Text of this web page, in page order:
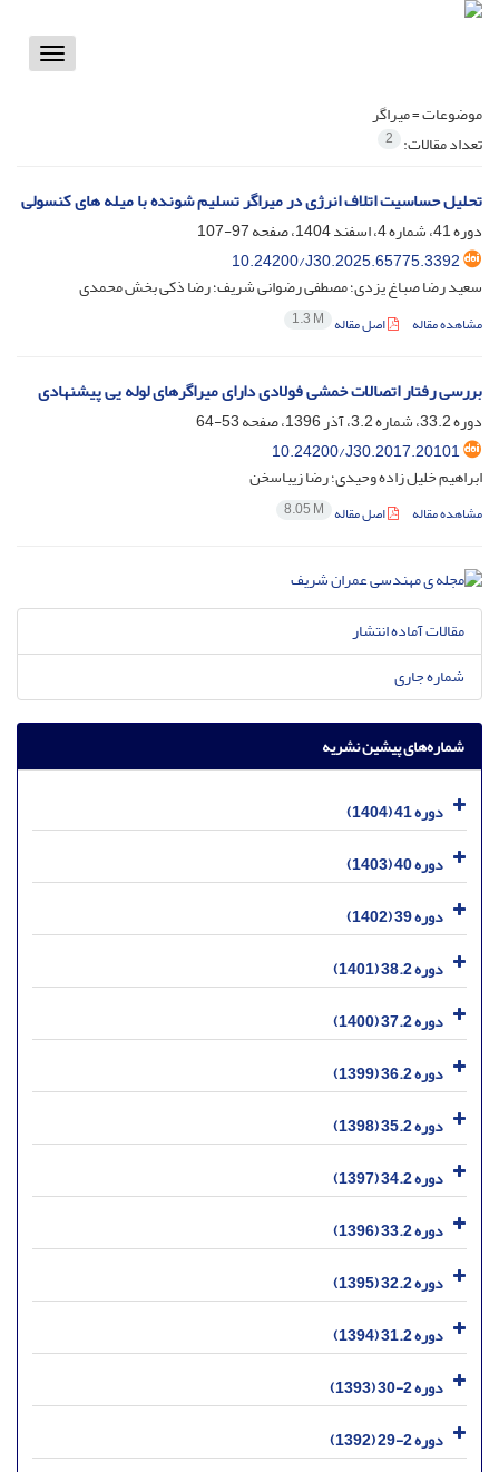
Toggle
موضوعات =میراگر
تعداد مقالات: 2
تحلیل حساسیت اتلاف انرژی در میراگر تسلیم شونده با میله‌ های کنسولی
دوره 41، شماره 4، اسفند 1404، صفحه
97-107
10.24200/J30.2025.65775.3392
سعید رضا صباغ یزدی؛ مصطفی رضوانی شریف؛ رضا ذکی بخش محمدی
مشاهده مقاله اصل مقاله 1.3 M
بررسی رفتار اتصالات خمشی فولادی دارای میراگرهای لوله یی پیشنهادی
دوره 33.2، شماره 3.2، آذر 1396، صفحه
53-64
10.24200/J30.2017.20101
ابراهیم خلیل زاده وحیدی؛ رضا زیباسخن
مشاهده مقاله اصل مقاله 8.05 M
مقالات آماده انتشار
شماره جاری
شماره‌های پیشین نشریه
دوره 41 (1404)
دوره 40 (1403)
دوره 39 (1402)
دوره 38.2 (1401)
دوره 37.2 (1400)
دوره 36.2 (1399)
دوره 35.2 (1398)
دوره 34.2 (1397)
دوره 33.2 (1396)
دوره 32.2 (1395)
دوره 31.2 (1394)
دوره 2-30 (1393)
دوره 2-29 (1392)